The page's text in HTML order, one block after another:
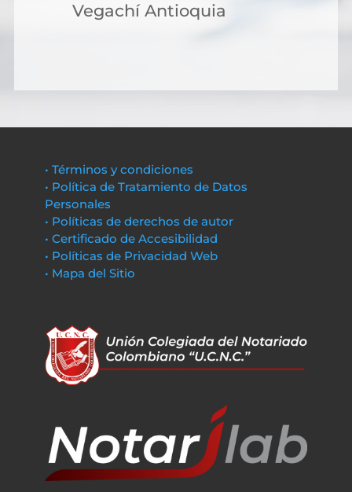
Vegachí Antioquia
• Términos y condiciones
• Política de Tratamiento de Datos
Personales
• Políticas de derechos de autor
• Certificado de Accesibilidad
• Políticas de Privacidad Web
• Mapa del Sitio